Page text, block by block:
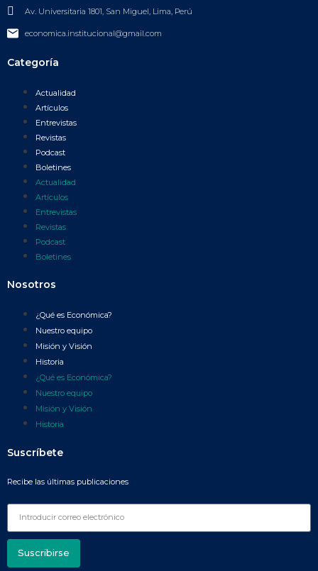
Av. Universitaria 1801, San Miguel, Lima, Perú
economica.institucional@gmail.com
Categoría
Actualidad
Artículos
Entrevistas
Revistas
Podcast
Boletines
Actualidad
Artículos
Entrevistas
Revistas
Podcast
Boletines
Nosotros
¿Qué es Económica?
Nuestro equipo
Misión y Visión
Historia
¿Qué es Económica?
Nuestro equipo
Misión y Visión
Historia
Suscríbete
Recibe las últimas publicaciones
Suscribirse